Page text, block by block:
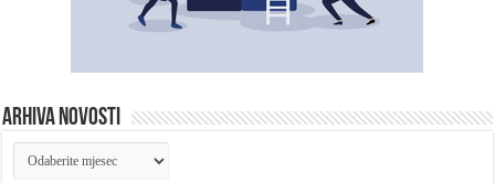
ARHIVA NOVOSTI
ARHIVA
NOVOSTI